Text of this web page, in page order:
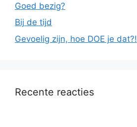
Goed bezig?
Bij de tijd
Gevoelig zijn, hoe DOE je dat?!
Recente reacties